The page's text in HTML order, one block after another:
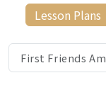
Lesson Plans
First Friends